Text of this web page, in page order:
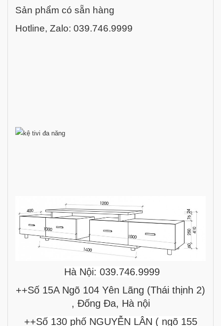
Sản phẩm có sẵn hàng
Hotline, Zalo: 039.746.9999
Hà Nội: 039.746.9999
++Số 15A Ngõ 104 Yên Lãng (Thái thịnh 2)
, Đống Đa, Hà nội
++Số 130 phố NGUYỄN LÂN ( ngõ 155